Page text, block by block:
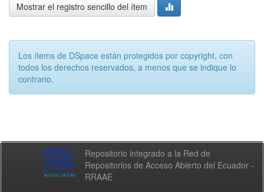
Mostrar el registro sencillo del ítem
Los ítems de DSpace están protegidos por copyright, con
todos los derechos reservados, a menos que se indique lo
contrario.
Repositorio integrado a la Red de
Repositorios de Acceso Abierto del Ecuador -
RRAAE